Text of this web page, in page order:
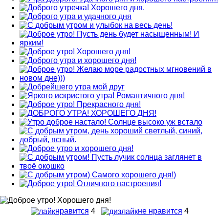
нравится 4 не нравится 4